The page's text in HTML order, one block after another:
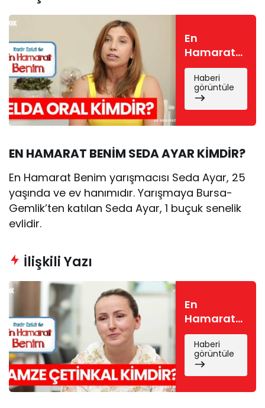
En
Hamarat
Benim
Selda
kimdir?
Selda Oral
nereli, kaç
Haberi
görüntüle
EN HAMARAT BENİM SEDA AYAR KİMDİR?
En Hamarat Benim yarışmacısı Seda Ayar, 25
yaşında ve ev hanımıdır. Yarışmaya Bursa-
Gemlik’ten katılan Seda Ayar, 1 buçuk senelik
evlidir.
İlişkili Yazı
En
Hamarat
Benim
Gamze
kimdir?
Gamze
Çetinkal
Haberi
görüntüle